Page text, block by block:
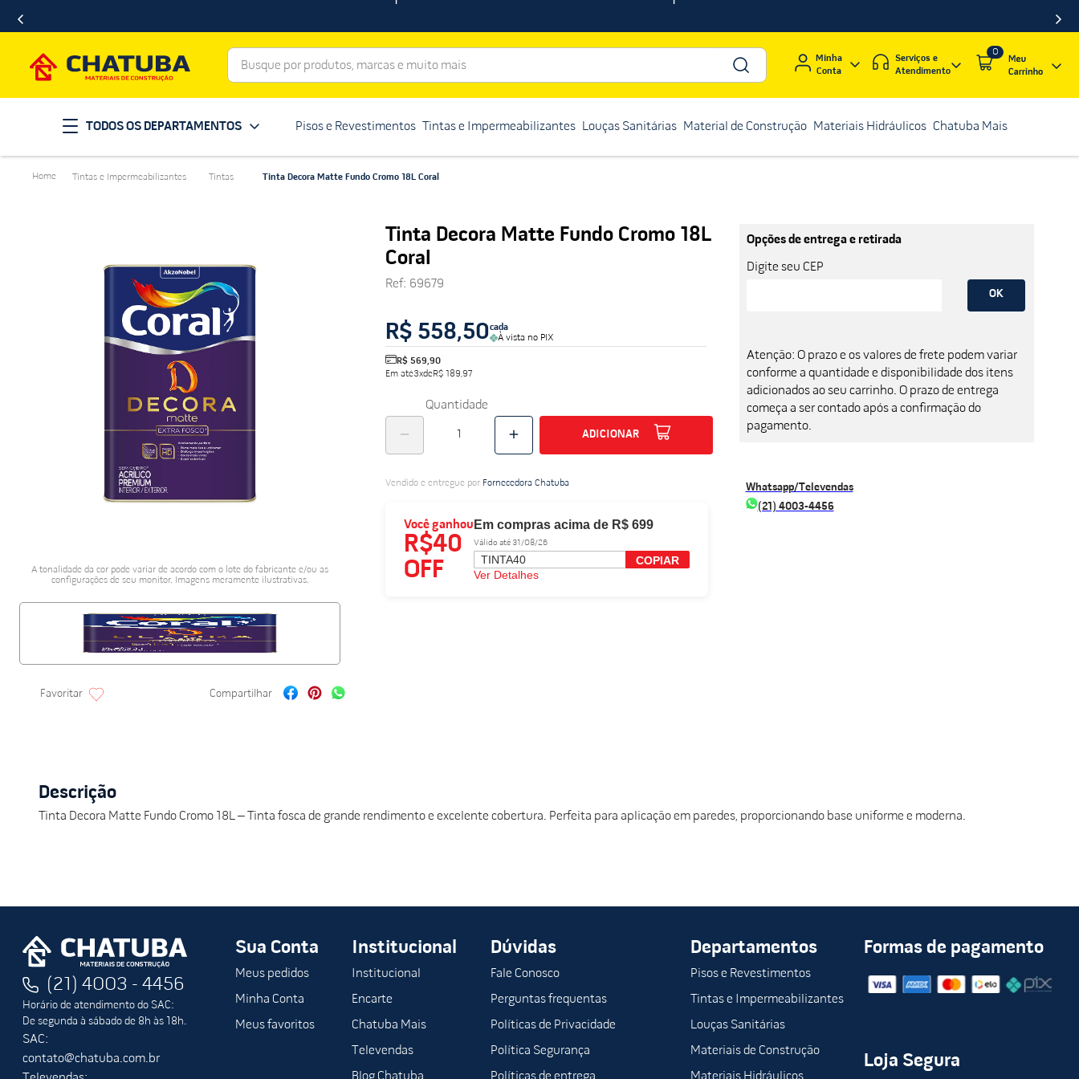
Busque por produtos, marcas e muito mais
Minha
Conta
Serviços e
Atendimento
0
TODOS OS DEPARTAMENTOS Pisos e Revestimentos Tintas e Impermeabilizantes Louças Sanitárias Material de Construção Materiais Hidráulicos Chatuba Mais
Tintas e Impermeabilizantes Tintas Tinta Decora Matte Fundo Cromo 18L Coral
A tonalidade da cor pode variar de acordo com o lote do fabricante e/ou as
configurações de seu monitor. Imagens meramente ilustrativas.
Tinta Decora Matte Fundo Cromo 18L
Coral
Ref: 69679
R$ 558,50cada
À vista no PIX
R$ 569,90
Em até3xdeR$ 189,97
Quantidade
ADICIONAR
Vendido e entregue por Fornecedora Chatuba
Você ganhou
R$40
OFF
Em compras acima de R$ 699
Válido até 31/08/26
TINTA40
COPIAR
Ver Detalhes
Opções de entrega e retirada
Digite seu CEP
OK
Atenção: O prazo e os valores de frete podem variar
conforme a quantidade e disponibilidade dos itens
adicionados ao seu carrinho. O prazo de entrega
começa a ser contado após a confirmação do
pagamento.
Whatsapp/Televendas
(21) 4003-4456
Descrição
Tinta Decora Matte Fundo Cromo 18L – Tinta fosca de grande rendimento e excelente cobertura. Perfeita para aplicação em paredes, proporcionando base uniforme e moderna.
(21) 4003 - 4456
Horário de atendimento do SAC:
De segunda à sábado de 8h às 18h.
SAC:
contato@chatuba.com.br
Sua Conta
Meus pedidos
Minha Conta
Meus favoritos
Institucional
Institucional
Encarte
Chatuba Mais
Televendas
Dúvidas
Fale Conosco
Perguntas frequentas
Políticas de Privacidade
Política Segurança
Departamentos
Pisos e Revestimentos
Tintas e Impermeabilizantes
Louças Sanitárias
Materiais de Construção
Formas de pagamento
Loja Segura
1º porcelanato
2º telha
6º massa corrida
7º
8º